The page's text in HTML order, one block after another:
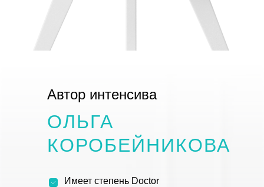
ОЛЬГА
КОРОБЕЙНИКОВА
Автор интенсива
Имеет степень Doctor